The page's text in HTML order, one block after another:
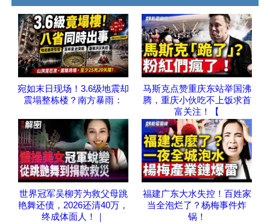
宛如末日现场！3.6级地震却
震塌整栋楼？南方暴雨：
马斯克点赞重庆东站举国沸
腾，重庆小伙吃不上饭求首
富关注！【
世界冠军吴柳芳为救父母跳
艳舞还债，2026还清40万，
终成体面人！｜
福建广东大水失控！百姓家
当全泡烂了？杨梅事件炸
锅！